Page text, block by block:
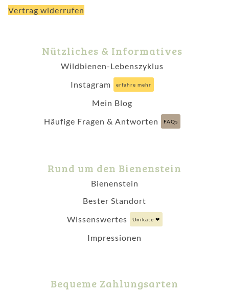
Vertrag widerrufen
Nützliches & Informatives
Wildbienen-Lebenszyklus
Instagram
erfahre mehr
Mein Blog
Häufige Fragen & Antworten
FAQs
Rund um den Bienenstein
Bienenstein
Bester Standort
Wissenswertes
Unikate ❤
Impressionen
Bequeme Zahlungsarten